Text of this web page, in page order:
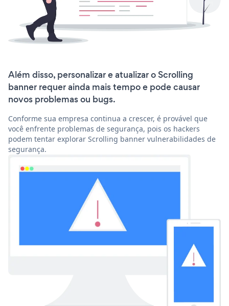
Além disso, personalizar e atualizar o Scrolling
banner requer ainda mais tempo e pode causar
novos problemas ou bugs.
Conforme sua empresa continua a crescer, é provável que
você enfrente problemas de segurança, pois os hackers
podem tentar explorar Scrolling banner vulnerabilidades de
segurança.